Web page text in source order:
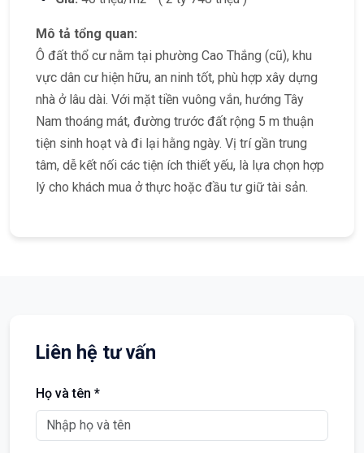
Mô tả tổng quan:
Ô đất thổ cư nằm tại phường Cao Thắng (cũ), khu
vực dân cư hiện hữu, an ninh tốt, phù hợp xây dựng
nhà ở lâu dài. Với mặt tiền vuông vắn, hướng Tây
Nam thoáng mát, đường trước đất rộng 5 m thuận
tiện sinh hoạt và đi lại hằng ngày. Vị trí gần trung
tâm, dễ kết nối các tiện ích thiết yếu, là lựa chọn hợp
lý cho khách mua ở thực hoặc đầu tư giữ tài sản.
Liên hệ tư vấn
Họ và tên *